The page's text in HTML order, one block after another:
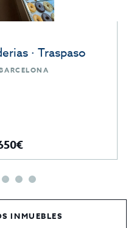
· Traspaso
INMUEBLES